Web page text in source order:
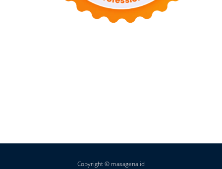
Copyright © masagena.id